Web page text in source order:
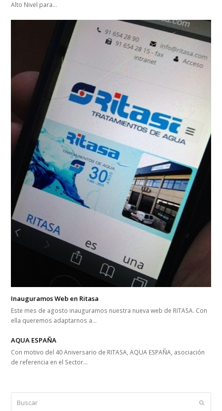
Alto Nivel para…
Inauguramos Web en Ritasa
Este mes de agosto inauguramos nuestra nueva web de RITASA. Con
ella queremos adaptarnos a…
AQUA ESPAÑA
Con motivo del 40 Aniversario de RITASA, AQUA ESPAÑA, asociación
de referencia en el Sector…
Enviar